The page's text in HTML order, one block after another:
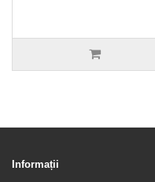
Informații